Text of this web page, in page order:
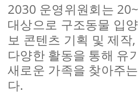
2030 운영위원회는
대상으로 구조동물 입
보 콘텐츠 기획 및 제작,
다양한 활동을 통해 유기
새로운 가족을 찾아주
다.